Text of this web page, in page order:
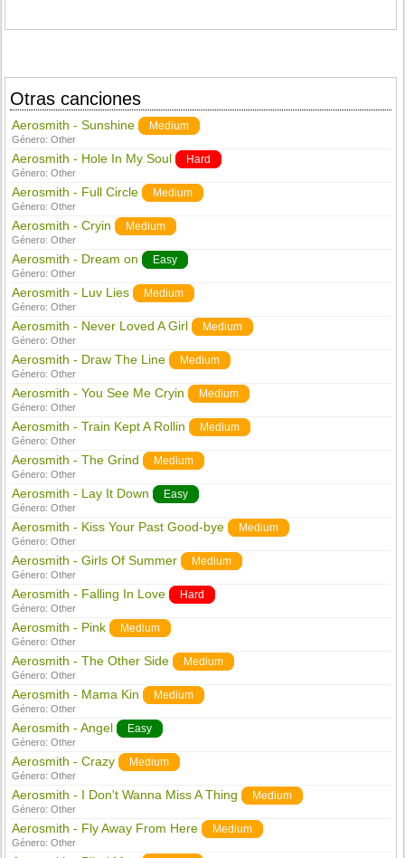
Otras canciones
Aerosmith - Sunshine Medium
Género:Other
Aerosmith - Hole In My Soul Hard
Género:Other
Aerosmith - Full Circle Medium
Género:Other
Aerosmith - Cryin Medium
Género:Other
Aerosmith - Dream on Easy
Género:Other
Aerosmith - Luv Lies Medium
Género:Other
Aerosmith - Never Loved A Girl Medium
Género:Other
Aerosmith - Draw The Line Medium
Género:Other
Aerosmith - You See Me Cryin Medium
Género:Other
Aerosmith - Train Kept A Rollin Medium
Género:Other
Aerosmith - The Grind Medium
Género:Other
Aerosmith - Lay It Down Easy
Género:Other
Aerosmith - Kiss Your Past Good-bye Medium
Género:Other
Aerosmith - Girls Of Summer Medium
Género:Other
Aerosmith - Falling In Love Hard
Género:Other
Aerosmith - Pink Medium
Género:Other
Aerosmith - The Other Side Medium
Género:Other
Aerosmith - Mama Kin Medium
Género:Other
Aerosmith - Angel Easy
Género:Other
Aerosmith - Crazy Medium
Género:Other
Aerosmith - I Don't Wanna Miss A Thing Medium
Género:Other
Aerosmith - Fly Away From Here Medium
Género:Other